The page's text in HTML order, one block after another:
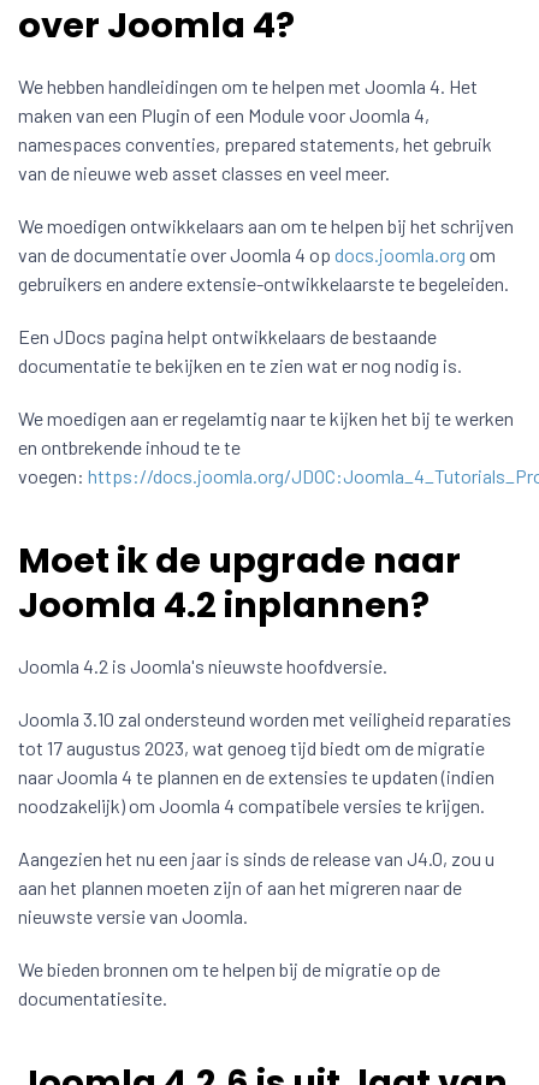
over Joomla 4?
We hebben handleidingen om te helpen met Joomla 4. Het
maken van een Plugin of een Module voor Joomla 4,
namespaces conventies, prepared statements, het gebruik
van de nieuwe web asset classes en veel meer.
We moedigen ontwikkelaars aan om te helpen bij het schrijven
van de documentatie over Joomla 4 op docs.joomla.org om
gebruikers en andere extensie-ontwikkelaarste te begeleiden.
Een JDocs pagina helpt ontwikkelaars de bestaande
documentatie te bekijken en te zien wat er nog nodig is.
We moedigen aan er regelamtig naar te kijken het bij te werken
en ontbrekende inhoud te te
voegen: https://docs.joomla.org/
Moet ik de upgrade naar
Joomla 4.2 inplannen?
Joomla 4.2 is Joomla's nieuwste hoofdversie.
Joomla 3.10 zal ondersteund worden met veiligheid reparaties
tot 17 augustus 2023, wat genoeg tijd biedt om de migratie
naar Joomla 4 te plannen en de extensies te updaten (indien
noodzakelijk) om Joomla 4 compatibele versies te krijgen.
Aangezien het nu een jaar is sinds de release van J4.0, zou u
aan het plannen moeten zijn of aan het migreren naar de
nieuwste versie van Joomla.
We bieden bronnen om te helpen bij de migratie op de
documentatiesite.